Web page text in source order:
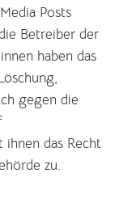
Posts
Betreiber der
haben das
gegen die
das Recht
zu.